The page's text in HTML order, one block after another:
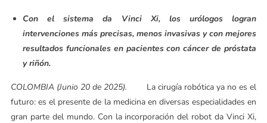
Con el sistema da Vinci Xi, los urólogos logran
intervenciones más precisas, menos invasivas y con mejores
resultados funcionales en pacientes con cáncer de próstata
y riñón.
COLOMBIA (Junio 20 de 2025). La cirugía robótica ya no es el
futuro: es el presente de la medicina en diversas especialidades en
gran parte del mundo. Con la incorporación del robot da Vinci Xi,